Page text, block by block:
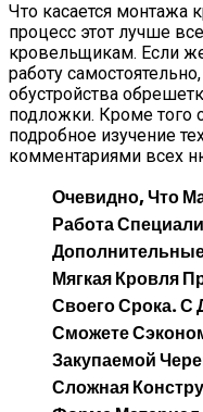
Что касается монтажа
процесс этот лучше
кровельщикам. Если
работу
обустройства
подложки. Кроме того
подробное изучение
комментариями всех
Очевидно, Что
Работа
Мягкая Кровля
Своего Срока.
Сможете
Закупаемой
Сложная